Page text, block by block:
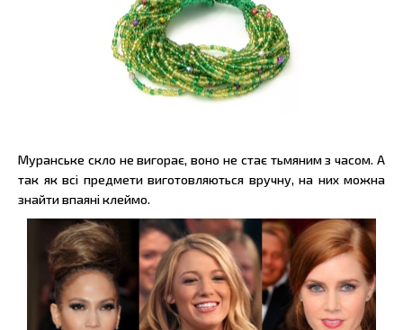
Муранське скло не вигорає, воно не стає тьмяним з часом. А
так як всі предмети виготовляються вручну, на них можна
знайти впаяні клеймо.